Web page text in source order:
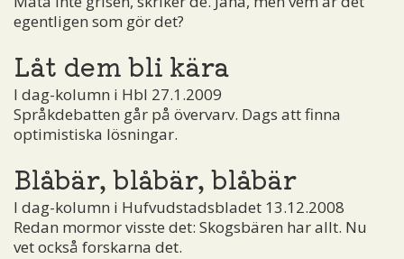
egentligen som gör det?
Låt dem bli kära
I dag-kolumn i Hbl 27.1.2009
Språkdebatten går på övervarv. Dags att finna
optimistiska lösningar.
Blåbär, blåbär, blåbär
I dag-kolumn i Hufvudstadsbladet 13.12.2008
Redan mormor visste det: Skogsbären har allt. Nu
vet också forskarna det.